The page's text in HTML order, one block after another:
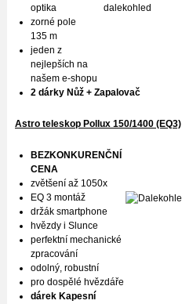
optika
zorné pole
135 m
jeden z
nejlepších na
našem e-shopu
2 dárky Nůž + Zapalovač
Astro teleskop Pollux 150/1400 (EQ3)
BEZKONKURENČNÍ
CENA
zvětšení až 1050x
EQ 3 montáž
držák smartphone
hvězdy i Slunce
perfektní mechanické
zpracování
odolný, robustní
pro dospělé hvězdáře
dárek Kapesní